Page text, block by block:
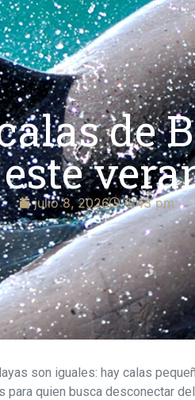
de
julio 8, 2026 6:43 pm
son iguales: hay calas
quien busca desconectar